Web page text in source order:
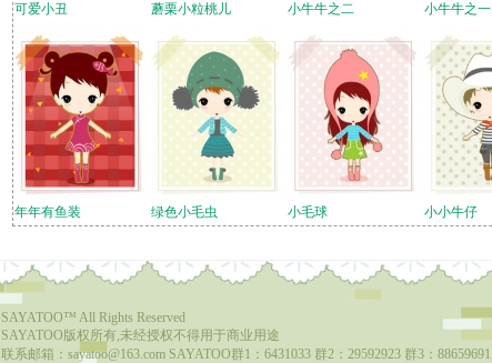
可爱小丑 蘑栗小粒桃儿 小牛牛之二 小牛牛之一
年年有鱼装 绿色小毛虫 小毛球 小小牛仔
SAYATOO™ All Rights Reserved
SAYATOO版权所有,未经授权不得用于商业用途
联系邮箱：sayatoo@163.com SAYATOO群1：6431033 群2：29592923 群3：88659691